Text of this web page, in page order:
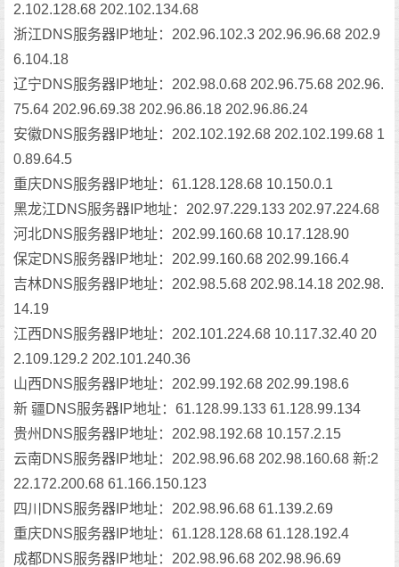
2.102.128.68 202.102.134.68
浙江DNS服务器IP地址：202.96.102.3 202.96.96.68 202.9
6.104.18
辽宁DNS服务器IP地址：202.98.0.68 202.96.75.68 202.96.
75.64 202.96.69.38 202.96.86.18 202.96.86.24
安徽DNS服务器IP地址：202.102.192.68 202.102.199.68 1
0.89.64.5
重庆DNS服务器IP地址：61.128.128.68 10.150.0.1
黑龙江DNS服务器IP地址：202.97.229.133 202.97.224.68
河北DNS服务器IP地址：202.99.160.68 10.17.128.90
保定DNS服务器IP地址：202.99.160.68 202.99.166.4
吉林DNS服务器IP地址：202.98.5.68 202.98.14.18 202.98.
14.19
江西DNS服务器IP地址：202.101.224.68 10.117.32.40 20
2.109.129.2 202.101.240.36
山西DNS服务器IP地址：202.99.192.68 202.99.198.6
新 疆DNS服务器IP地址：61.128.99.133 61.128.99.134
贵州DNS服务器IP地址：202.98.192.68 10.157.2.15
云南DNS服务器IP地址：202.98.96.68 202.98.160.68 新:2
22.172.200.68 61.166.150.123
四川DNS服务器IP地址：202.98.96.68 61.139.2.69
重庆DNS服务器IP地址：61.128.128.68 61.128.192.4
成都DNS服务器IP地址：202.98.96.68 202.98.96.69